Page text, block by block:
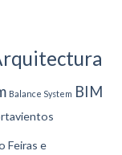
Balance System BIM
Feiras e